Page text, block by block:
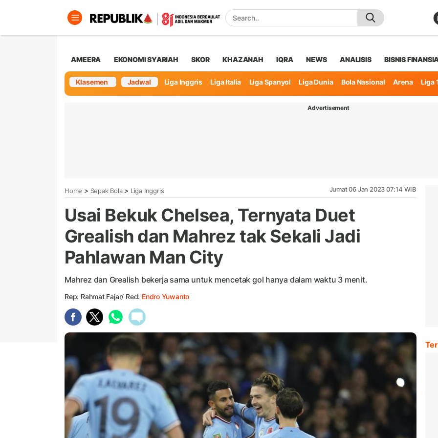
AMEERA EKONOMI SYARIAH SKOR KHAZANAH IQRA NEWS ANALISIS BISNIS
Klasemen Jadwal Liga Inggris Liga Italia Liga Spanyol Liga Dunia Bola Nasional Arena
Liga
Advertisement
Home > Sepak Bola> Liga Inggris Jumat 06 Jan 2023 07:14 WIB
Usai Bekuk Chelsea, Ternyata Duet
Grealish dan Mahrez tak Sekali Jadi
Pahlawan Man City
Mahrez dan Grealish bekerja sama untuk mencetak gol hanya dalam waktu 3 menit.
Rep: Rahmat Fajar/ Red: Endro Yuwanto